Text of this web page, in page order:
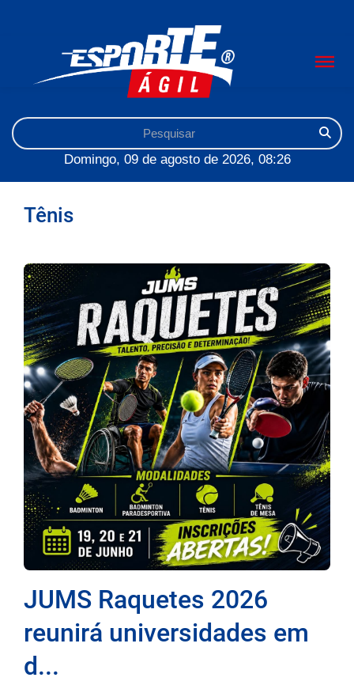
Domingo, 09 de agosto de 2026, 08:26
Tênis
JUMS Raquetes 2026
reunirá universidades em
d...